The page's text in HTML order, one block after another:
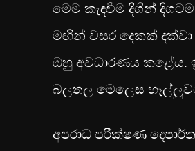
මෙම කැඳවීම දිගින්
මඟින් වසර දෙකක්
ඔහු අවධාරණය කළේය.
බලතල මෙලෙස
අපරාධ පරීක්ෂණ